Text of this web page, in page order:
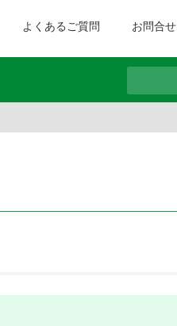
よくあるご質問 お問合せ